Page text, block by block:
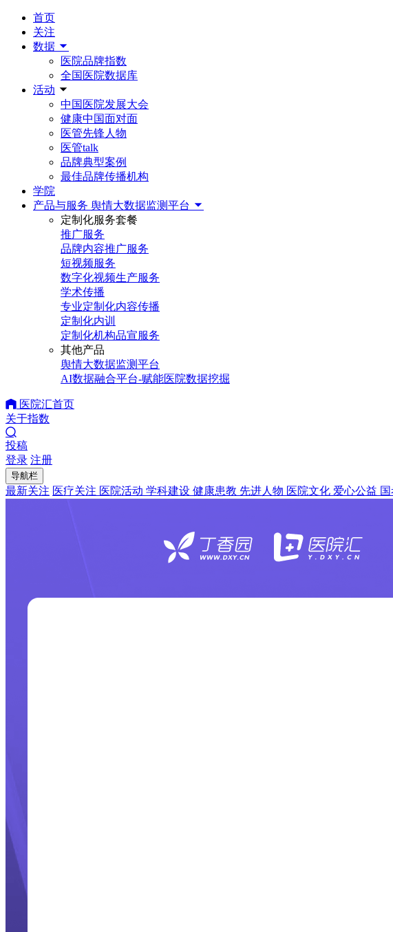
首页
关注
数据
医院品牌指数
全国医院数据库
活动
中国医院发展大会
健康中国面对面
医管先锋人物
医管talk
品牌典型案例
最佳品牌传播机构
学院
产品与服务 舆情大数据监测平台
定制化服务套餐
推广服务
品牌内容推广服务
短视频服务
数字化视频生产服务
学术传播
专业定制化内容传播
定制化内训
定制化机构品宣服务
其他产品
舆情大数据监测平台
AI数据融合平台-赋能医院数据挖掘
医院汇首页
关于指数
投稿
登录 注册
导航栏
最新关注 医疗关注 医院活动 学科建设 健康患教 先进人物 医院文化 爱心公益